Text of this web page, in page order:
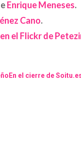
Enrique Meneses.
Cano.
en el Flickr de
el cierre de